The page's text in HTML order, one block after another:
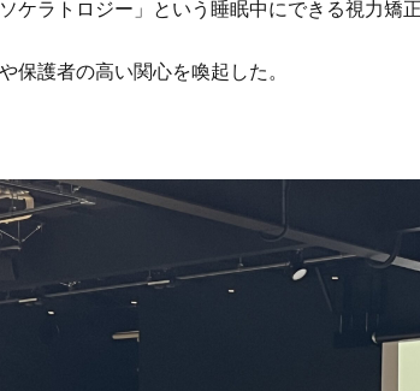
ケラトロジー」という睡眠中にできる視力矯
保護者の高い関心を喚起した。